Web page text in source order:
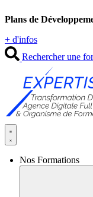
au
Plans de
+ d'infos
Rechercher une
Nos Formations